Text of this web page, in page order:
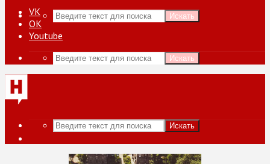
Искать
VK
ОК
Youtube
Искать
Искать